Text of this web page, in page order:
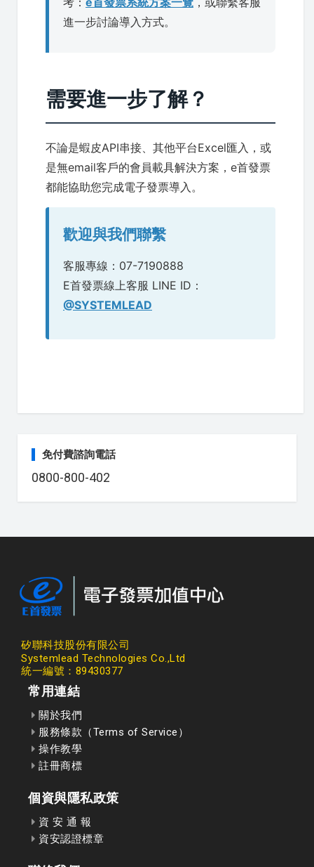
進一步討論導入方式。
需要進一步了解？
不論是蝦皮API串接、其他平台Excel匯入，或
是無email客戶的會員載具解決方案，e首發票
都能協助您完成電子發票導入。
歡迎與我們聯繫
客服專線：07-7190888
E首發票線上客服 LINE ID：
@SYSTEMLEAD
免付費諮詢電話
0800-800-402
矽聯科技股份有限公司
Systemlead Technologies Co.,Ltd
統一編號：89430377
常用連結
關於我們
服務條款（Terms of Service）
操作教學
註冊商標
個資與隱私政策
資 安 通 報
資安認證標章